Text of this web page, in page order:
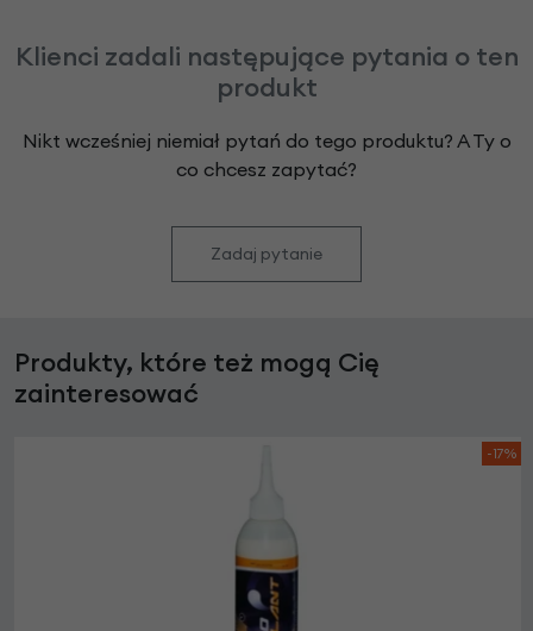
Klienci zadali następujące pytania o ten
produkt
Nikt wcześniej niemiał pytań do tego produktu? A Ty o
co chcesz zapytać?
Zadaj pytanie
Produkty, które też mogą Cię
zainteresować
-17%